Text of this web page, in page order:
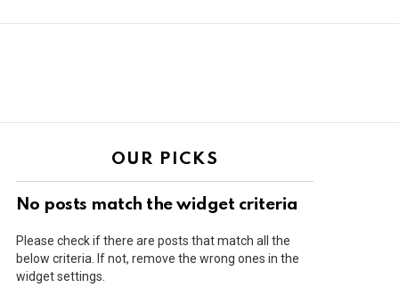
OUR PICKS
No posts match the widget criteria
Please check if there are posts that match all the
below criteria. If not, remove the wrong ones in the
widget settings.